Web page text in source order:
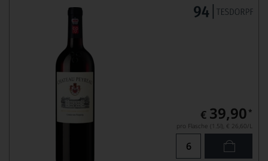
€ 39,90 *
pro Flasche (1.5l), € 26,60/L